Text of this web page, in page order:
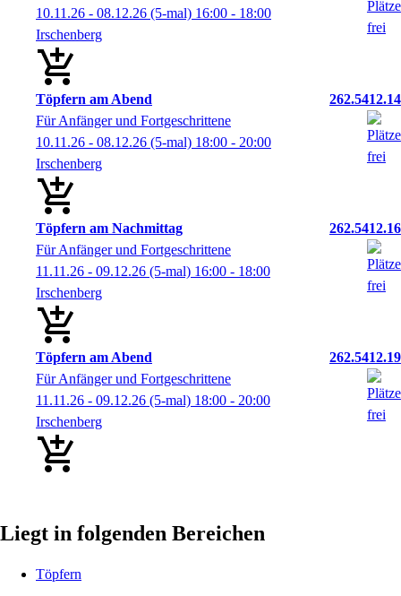
10.11.26 - 08.12.26 (5-mal) 16:00 - 18:00
Irschenberg
Töpfern am Abend
262.5412.14
Für Anfänger und Fortgeschrittene
10.11.26 - 08.12.26 (5-mal) 18:00 - 20:00
Irschenberg
Töpfern am Nachmittag
262.5412.16
Für Anfänger und Fortgeschrittene
11.11.26 - 09.12.26 (5-mal) 16:00 - 18:00
Irschenberg
Töpfern am Abend
262.5412.19
Für Anfänger und Fortgeschrittene
11.11.26 - 09.12.26 (5-mal) 18:00 - 20:00
Irschenberg
Liegt in folgenden Bereichen
Töpfern